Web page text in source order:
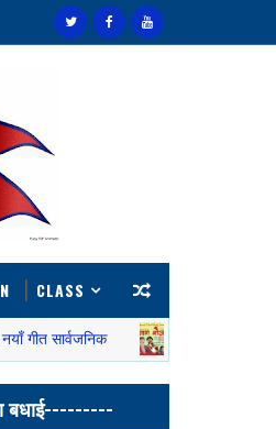
CLASS
SONG
बधाई---------